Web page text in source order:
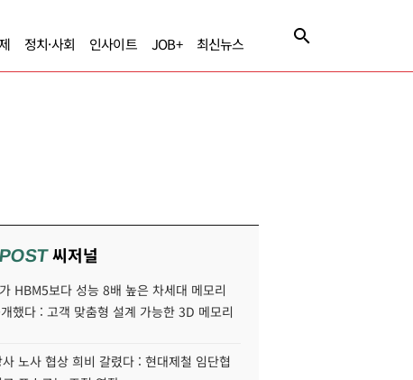
정치·사회 인사이트 JOB+ 최신뉴스
씨저널
HBM5보다 성능 8배 높은 차세대 메모리
했다 : 고객 맞춤형 설계 가능한 3D 메모리
노사 협상 희비 갈렸다 : 현대제철 임단협